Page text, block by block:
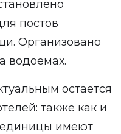
постов
Организовано
водоемах.
остается
также как и
имеют